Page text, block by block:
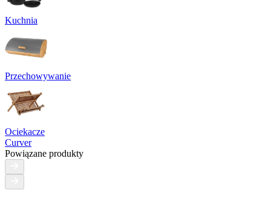
Kuchnia
Przechowywanie
Ociekacze
Curver
Powiązane produkty